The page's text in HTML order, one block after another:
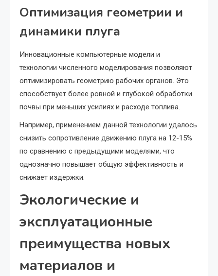
Оптимизация геометрии и
динамики плуга
Инновационные компьютерные модели и
технологии численного моделирования позволяют
оптимизировать геометрию рабочих органов. Это
способствует более ровной и глубокой обработки
почвы при меньших усилиях и расходе топлива.
Например, применением данной технологии удалось
снизить сопротивление движению плуга на 12-15%
по сравнению с предыдущими моделями, что
однозначно повышает общую эффективность и
снижает издержки.
Экологические и
эксплуатационные
преимущества новых
материалов и